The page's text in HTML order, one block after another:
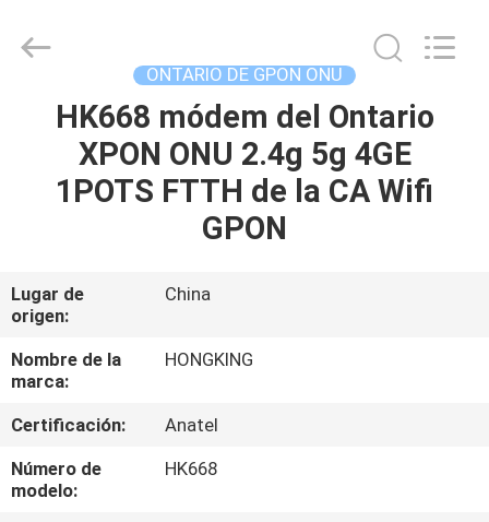
HOGAR
PRODUCTOS
NOSOTROS
VIAJE
DE
LA
FÁBRICA
LIMITED.
ONTARIO DE GPON ONU
HK668 módem del Ontario
XPON ONU 2.4g 5g 4GE
1POTS FTTH de la CA Wifi
GPON
Lugar de
origen:
China
Nombre de la
marca:
HONGKING
Certificación:
Anatel
Número de
modelo:
HK668